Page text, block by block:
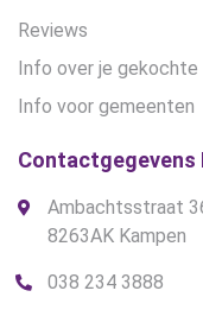
Reviews
Info over je gekochte
Info voor gemeenten
Contactgegevens
Ambachtsstraat
8263AK Kampen
038 234 3888